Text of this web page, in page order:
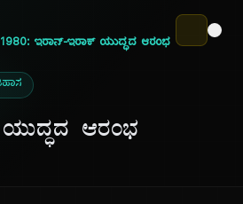
1980: ಇರಾನ್-ಇರಾಕ್ ಯುದ್ಧದ ಆರಂಭ
ಆರಂಭ